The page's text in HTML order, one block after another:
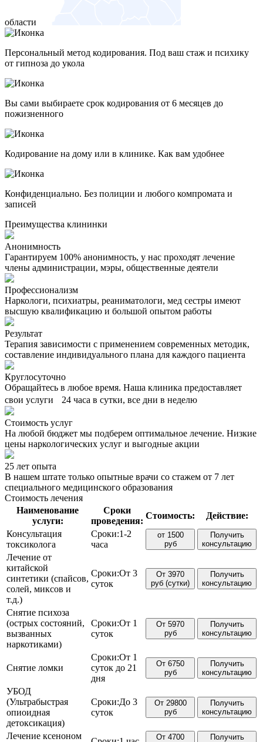
области
Персональный метод кодирования. Под ваш стаж и психику
от гипноза до укола
Вы сами выбираете срок кодирования от 6 месяцев до
пожизненного
Кодирование на дому или в клинике. Как вам удобнее
Конфиденциально. Без полиции и любого компромата и
записей
Преимущества клининки
Анонимность
Гарантируем 100% анонимность, у нас проходят лечение
члены администрации, мэры, общественные деятели
Профессионализм
Наркологи, психиатры, реаниматологи, мед сестры имеют
высшую квалификацию и большой опытом работы
Результат
Терапия зависимости с применением современных методик,
составление индивидуального плана для каждого пациента
Круглосуточно
Обращайтесь в любое время. Наша клиника предоставляет
свои услуги 24 часа в сутки, все дни в неделю
Стоимость услуг
На любой бюджет мы подберем оптимальное лечение. Низкие
цены наркологических услуг и выгодные акции
25 лет опыта
В нашем штате только опытные врачи со стажем от 7 лет
специального медицинского образования
Стоимость лечения
Наименование
услуги:
Сроки
проведения:
Стоимость:
Действие:
Консультация
токсиколога
Сроки:1-2
часа
от 1500
руб
Получить
консультацию
Лечение от
китайской
синтетики (спайсов,
солей, миксов и
т.д.)
Сроки:От 3
суток
От 3970
руб (сутки)
Получить
консультацию
Снятие психоза
(острых состояний,
вызванных
наркотиками)
Сроки:От 1
суток
От 5970
руб
Получить
консультацию
Снятие ломки
Сроки:От 1
суток до 21
дня
От 6750
руб
Получить
консультацию
УБОД
(Ультрабыстрая
опиоидная
детоксикация)
Сроки:До 3
суток
От 29800
руб
Получить
консультацию
Лечение ксеноном
От 4700
Получить